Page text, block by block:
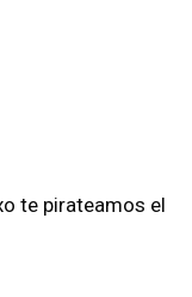
te pirateamos el